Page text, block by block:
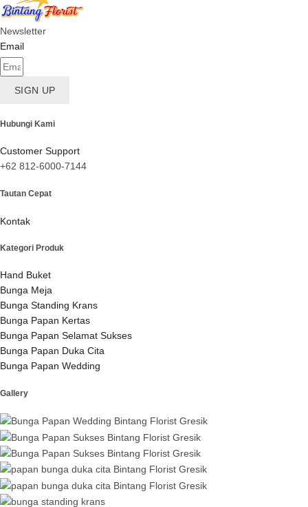
Newsletter
Email
SIGN UP
Hubungi Kami
Customer Support
+62 812-6000-7144
Tautan Cepat
Kontak
Kategori Produk
Hand Buket
Bunga Meja
Bunga Standing Krans
Bunga Papan Kertas
Bunga Papan Selamat Sukses
Bunga Papan Duka Cita
Bunga Papan Wedding
Gallery